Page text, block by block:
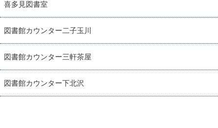
喜多見図書室
図書館カウンター二子玉川
図書館カウンター三軒茶屋
図書館カウンター下北沢